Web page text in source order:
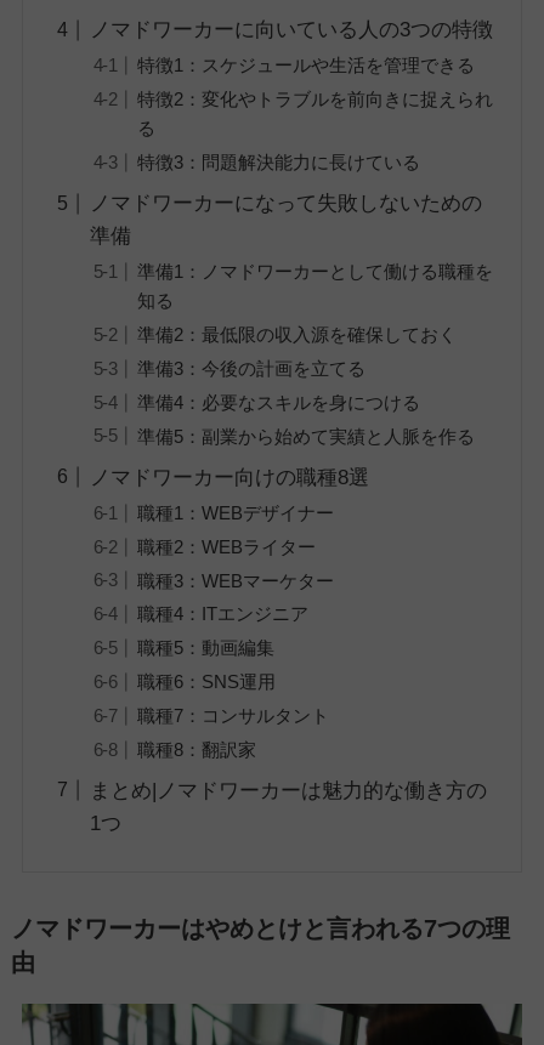
ノマドワーカーに向いている人の3つの特徴
特徴1：スケジュールや生活を管理できる
特徴2：変化やトラブルを前向きに捉えられ
る
特徴3：問題解決能力に長けている
ノマドワーカーになって失敗しないための
準備
準備1：ノマドワーカーとして働ける職種を
知る
準備2：最低限の収入源を確保しておく
準備3：今後の計画を立てる
準備4：必要なスキルを身につける
準備5：副業から始めて実績と人脈を作る
ノマドワーカー向けの職種8選
職種1：WEBデザイナー
職種2：WEBライター
職種3：WEBマーケター
職種4：ITエンジニア
職種5：動画編集
職種6：SNS運用
職種7：コンサルタント
職種8：翻訳家
まとめ|ノマドワーカーは魅力的な働き方の
1つ
ノマドワーカーはやめとけと言われる7つの理
由